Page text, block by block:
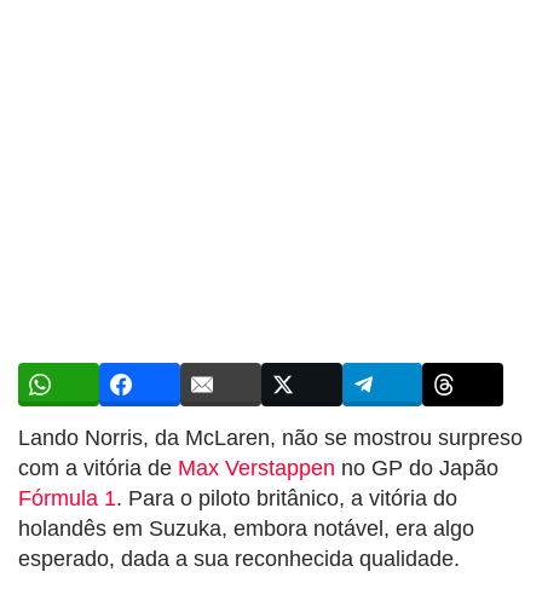
Lando Norris, da McLaren, não se mostrou surpreso
com a vitória de Max Verstappen no GP do Japão
Fórmula 1. Para o piloto britânico, a vitória do
holandês em Suzuka, embora notável, era algo
esperado, dada a sua reconhecida qualidade.